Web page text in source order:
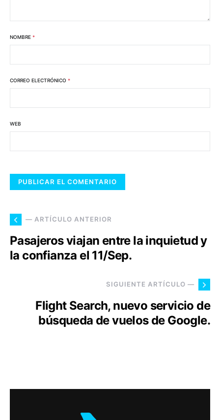
NOMBRE *
CORREO ELECTRÓNICO *
WEB
— ARTÍCULO ANTERIOR
Pasajeros viajan entre la inquietud y
la confianza el 11/Sep.
SIGUIENTE ARTÍCULO —
Flight Search, nuevo servicio de
búsqueda de vuelos de Google.